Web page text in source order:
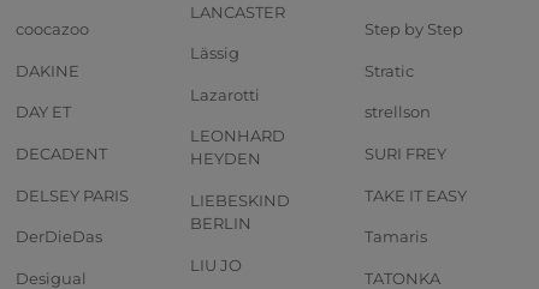
coocazoo
DAKINE
DAY ET
DECADENT
DELSEY PARIS
DerDieDas
Desigual
LANCASTER
Lässig
Lazarotti
LEONHARD
HEYDEN
LIEBESKIND
BERLIN
LIU JO
Step by Step
Stratic
strellson
SURI FREY
TAKE IT EASY
Tamaris
TATONKA